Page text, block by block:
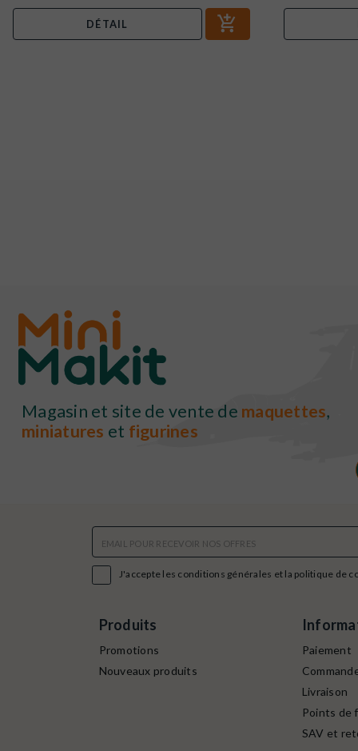
DÉTAIL
Magasin et site de vente de maquettes,
miniatures et figurines
J'accepte les conditions générales et la politique de
Produits
Promotions
Nouveaux produits
Paiement
Livraison
Points de
SAV et